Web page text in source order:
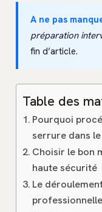
A ne pas
préparation
fin d’article.
Table des
Pourquoi
serrure dans
Choisir le bon
haute sécurité
Le